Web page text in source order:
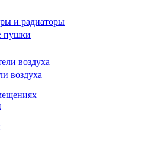
и радиаторы
пушки
воздуха
воздуха